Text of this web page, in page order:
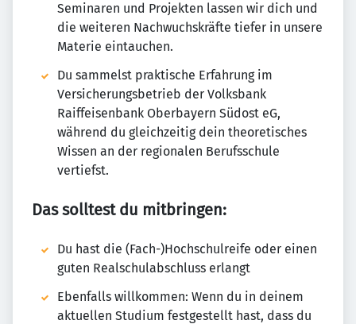
Seminaren und Projekten lassen wir dich und
die weiteren Nachwuchskräfte tiefer in unsere
Materie eintauchen.
Du sammelst praktische Erfahrung im
Versicherungsbetrieb der Volksbank
Raiffeisenbank Oberbayern Südost eG,
während du gleichzeitig dein theoretisches
Wissen an der regionalen Berufsschule
vertiefst.
Das solltest du mitbringen:
Du hast die (Fach-)Hochschulreife oder einen
guten Realschulabschluss erlangt
Ebenfalls willkommen: Wenn du in deinem
aktuellen Studium festgestellt hast, dass du